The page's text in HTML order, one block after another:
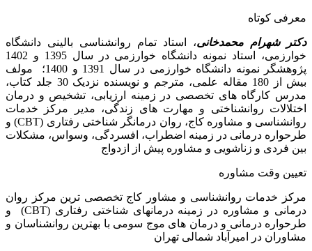
معرفی کوتاه
دکتر شهرام محمدخانی، استاد تمام روانشناسی بالینی دانشگاه
خوارزمی، استاد نمونه دانشگاه خوارزمی در سال 1395 و 1402
پژوهشگر نمونه دانشگاه خوارزمی در سال 1391 و 1400؛ مولف
بیش از 180 مقاله علمی، مترجم و نویسنده نزدیک 30 جلد کتاب،
مدرس کارگاه­ های تخصصی در زمینه ارزیابی، تشخیص و درمان
اختلالات روانشناختی و مهارت های زندگی، مدیر مرکز خدمات
روانشناسی و مشاوره کاج، روان­ درمانگر شناختی رفتاری (CBT) و
طرحواره درمانی در زمینه اضطراب، افسردگی، وسواس، مشکلات
بین فردی و زناشویی و مشاوره پیش از ازدواج
تعیین وقت مشاوره
مرکز خدمات روانشناسی و مشاور کاج تخصصی‏ ترین مرکز روان
درمانی و مشاوره در زمینه درمان‏های شناختی رفتاری (CBT) و
طرحواره درمانی و درمان های موج سومی با بهترین روانشناسان و
مشاوران در امیرآباد شمالی تهران